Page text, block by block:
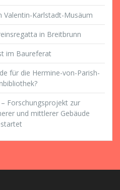
Valentin-Karlstadt-Musäum
in Breitbrunn
im Baureferat
für die Hermine-von-Parish-
Forschungsprojekt zur
und mittlerer Gebäude